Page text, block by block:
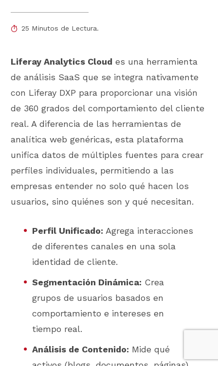
25 Minutos de Lectura.
Liferay Analytics Cloud es una herramienta
de análisis SaaS que se integra nativamente
con Liferay DXP para proporcionar una visión
de 360 grados del comportamiento del cliente
real. A diferencia de las herramientas de
analítica web genéricas, esta plataforma
unifica datos de múltiples fuentes para crear
perfiles individuales, permitiendo a las
empresas entender no solo qué hacen los
usuarios, sino quiénes son y qué necesitan.
Perfil Unificado: Agrega interacciones
de diferentes canales en una sola
identidad de cliente.
Segmentación Dinámica: Crea
grupos de usuarios basados en
comportamiento e intereses en
tiempo real.
Análisis de Contenido: Mide qué